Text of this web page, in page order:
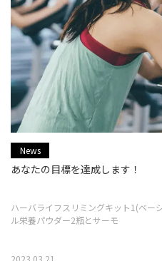
News
あなたの目標を達成します！
ハーバライフスリミングキット1(ベー
ル栄養パウダー2瓶とサーモ
2023.03.21